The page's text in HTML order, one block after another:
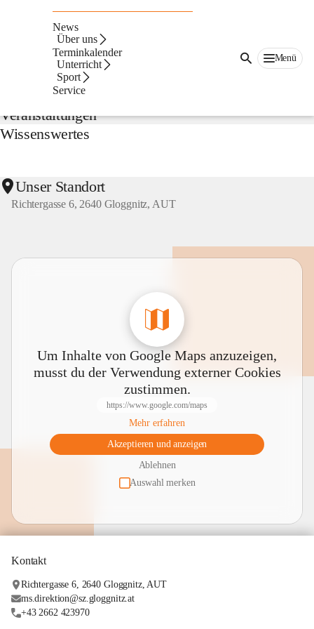
News
Über uns
Terminkalender
Unterricht
Sport
Service
Menü
Aktuelles
Veranstaltungen
Wissenswertes
Unser Standort
Richtergasse 6, 2640 Gloggnitz, AUT
Um Inhalte von Google Maps anzuzeigen,
musst du der Verwendung externer Cookies
zustimmen.
https://www.google.com/maps
Mehr erfahren
Akzeptieren und anzeigen
Ablehnen
Auswahl merken
Kontakt
Richtergasse 6, 2640 Gloggnitz, AUT
ms.direktion@sz.gloggnitz.at
+43 2662 423970